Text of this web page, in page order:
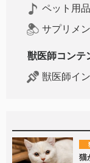
ペット用品
サプリメ
獣医師コンテ
獣医師イ
猫